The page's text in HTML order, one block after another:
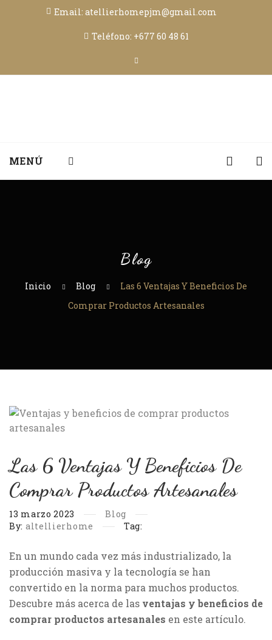
Email: atellierhomepjm@gmail.com
Teléfono: +677 60 48 61
MENÚ
Blog
Inicio Blog
Las 6 Ventajas Y Beneficios De
Comprar Productos Artesanales
Las 6 Ventajas Y Beneficios De
Comprar Productos Artesanales
13 marzo 2023
Blog
By: altellierhome Tag:
En un mundo cada vez más industrializado, la
producción masiva y la tecnología se han
convertido en la norma para muchos productos.
Descubre más acerca de las ventajas y beneficios de
comprar productos artesanales en este artículo.